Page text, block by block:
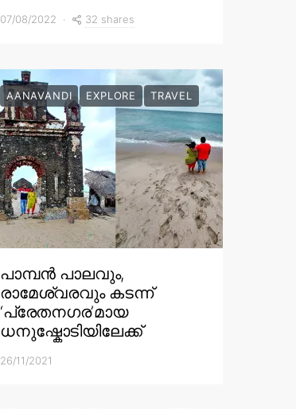
07/08/2022 32 shares
AANAVANDI EXPLORE TRAVEL
പാമ്പൻ പാലവും,
രാമേശ്വരവും കടന്ന്
‘പ്രേതനഗര’മായ
ധനുഷ്കോടിയിലേക്ക്
26/11/2021